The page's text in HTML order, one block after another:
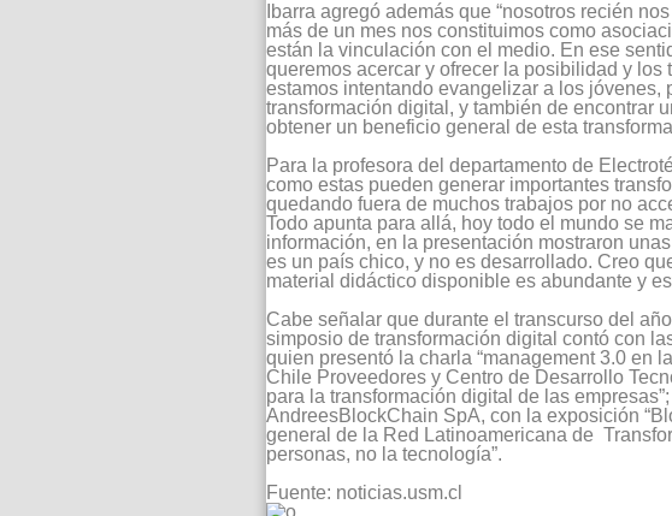
Ibarra agregó además que “nosotros recién
más de un mes nos constituimos como
están la vinculación con el medio. En ese
queremos acercar y ofrecer la posibilidad y
estamos intentando evangelizar a los
transformación digital, y también de encontrar
obtener un beneficio general de esta
Para la profesora del departamento de
como estas pueden generar importantes
quedando fuera de muchos trabajos por no
Todo apunta para allá, hoy todo el mundo se
información, en la presentación mostraron
es un país chico, y no es desarrollado. Creo
material didáctico disponible es abundante y
Cabe señalar que durante el transcurso del
simposio de transformación digital contó con
quien presentó la charla “management 3.0 en
Chile Proveedores y Centro de Desarrollo
para la transformación digital de las
AndreesBlockChain SpA, con la exposición
general de la Red Latinoamericana de
personas, no la tecnología”.
Fuente: noticias.usm.cl